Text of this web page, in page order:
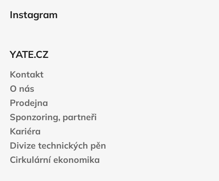
Instagram
YATE.CZ
Kontakt
O nás
Prodejna
Sponzoring, partneři
Kariéra
Divize technických pěn
Cirkulární ekonomika